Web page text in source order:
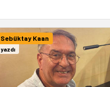
Sebüktay Kaan
yazdı